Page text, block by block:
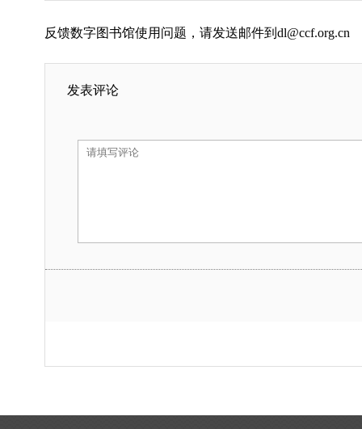
反馈数字图书馆使用问题，请发送邮件到dl@ccf.org.cn
发表评论